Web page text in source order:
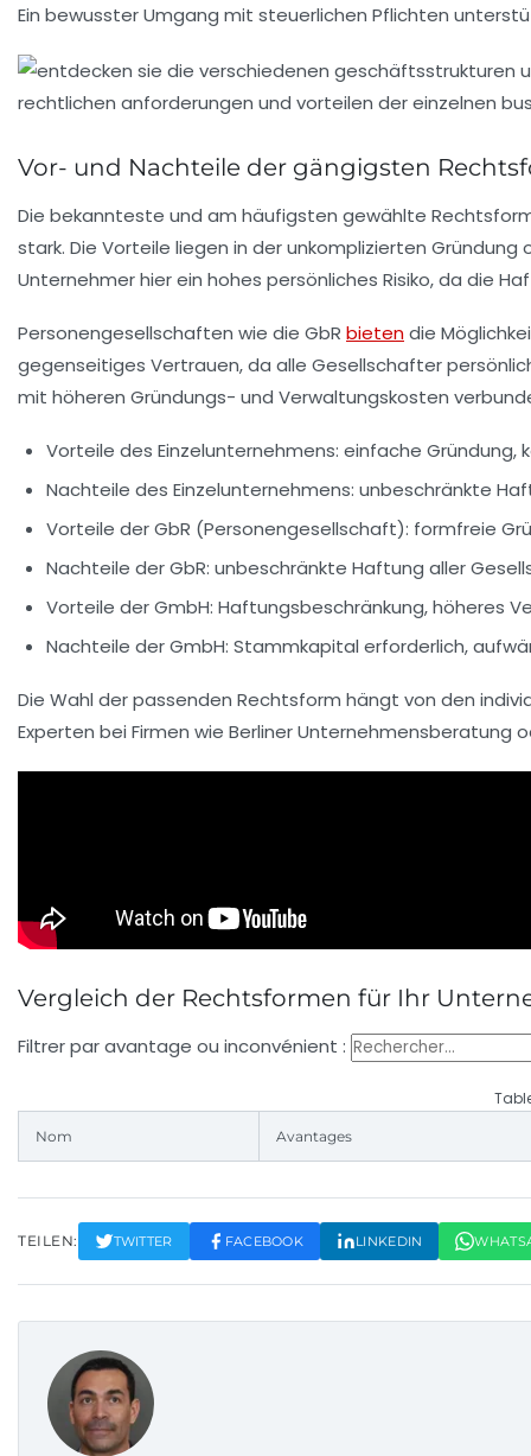
Ein bewusster Umgang mit steuerlichen Pflichten
Vor- und Nachteile der gängigsten
Die bekannteste und am häufigsten gewählte
stark. Die Vorteile liegen in der unkomplizierten
Unternehmer hier ein hohes persönliches Risiko, da die
Personengesellschaften wie die GbR bietendie
gegenseitiges Vertrauen, da alle Gesellschafter
mit höheren Gründungs- und Verwaltungskosten
Vorteile des Einzelunternehmens: einfache Gründung,
Nachteile des Einzelunternehmens: unbeschränkte
Vorteile der GbR (Personengesellschaft): formfreie
Nachteile der GbR: unbeschränkte Haftung aller
Vorteile der GmbH: Haftungsbeschränkung, höheres
Nachteile der GmbH: Stammkapital erforderlich,
Die Wahl der passenden Rechtsform hängt von den
Experten bei Firmen wie Berliner Unternehmensberatung
Vergleich der Rechtsformen für Ihr
Filtrer par avantage ou inconvénient :
Nom Avantages
TEILEN: TWITTER FACEBOOK LINKEDIN